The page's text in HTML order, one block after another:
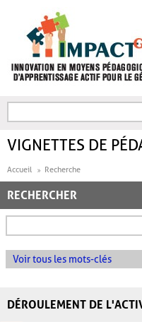
FORMULAIRE DE
VIGNETTES DE
Accueil Recherche
RECHERCHER
Voir tous les mots-clés
DÉROULEMENT DE